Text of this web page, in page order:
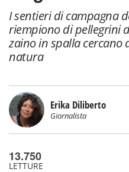
I sentieri di campagna
riempiono di pellegrini
zaino in spalla cercano
natura
Erika Diliberto
Giornalista
13.750
LETTURE